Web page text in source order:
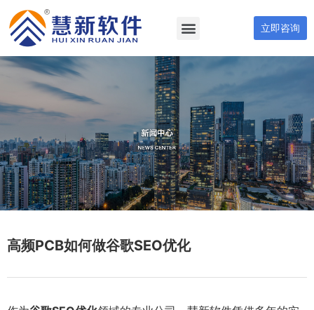
立即咨询
高频PCB如何做谷歌SEO优化